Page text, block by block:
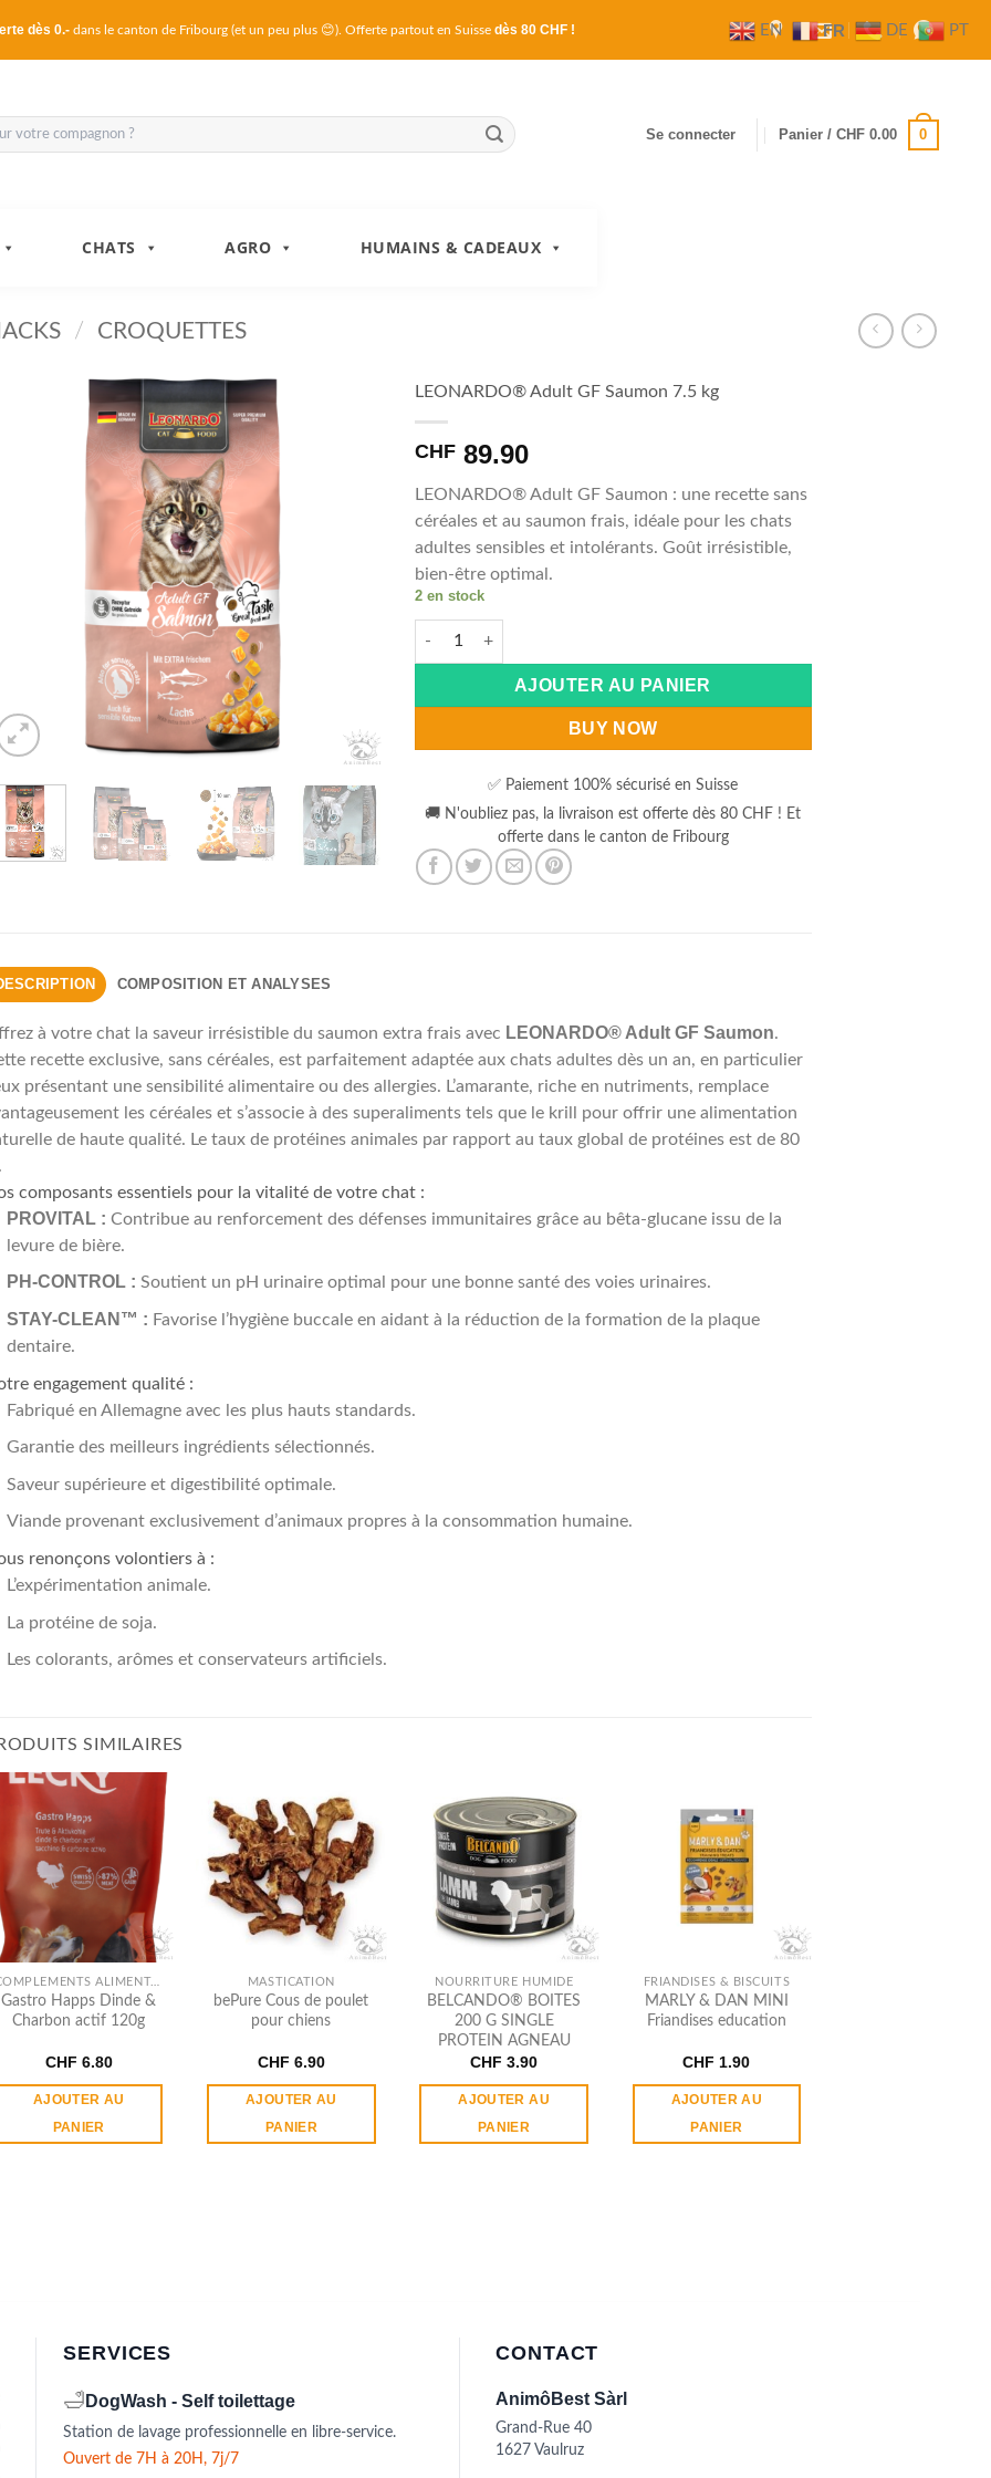
dès 0.- dans le canton de Fribourg (et un peu plus 😊). Offerte partout en Suisse dès 80 CHF !
Se connecter Panier / CHF0.00 0
CHATS AGRO HUMAINS & CADEAUX
/ CROQUETTES
LEONARDO® Adult GF Saumon 7.5 kg
CHF89.90
LEONARDO® Adult GF Saumon : une recette sans
céréales et au saumon frais, idéale pour les chats
adultes sensibles et intolérants. Goût irrésistible,
bien-être optimal.
2 en stock
AJOUTER AU PANIER
BUY NOW
Alternative:
✅ Paiement 100% sécurisé en Suisse
🚚 N'oubliez pas, la livraison est offerte dès 80 CHF ! Et
offerte dans le canton de Fribourg
COMPOSITION ET ANALYSES
à votre chat la saveur irrésistible du saumon extra frais avec LEONARDO® Adult GF Saumon.
recette exclusive, sans céréales, est parfaitement adaptée aux chats adultes dès un an, en particulier
présentant une sensibilité alimentaire ou des allergies. L’amarante, riche en nutriments, remplace
les céréales et s’associe à des superaliments tels que le krill pour offrir une alimentation
de haute qualité. Le taux de protéines animales par rapport au taux global de protéines est de 80
composants essentiels pour la vitalité de votre chat :
PROVITAL : Contribue au renforcement des défenses immunitaires grâce au bêta-glucane issu de la
levure de bière.
PH-CONTROL : Soutient un pH urinaire optimal pour une bonne santé des voies urinaires.
STAY-CLEAN™ : Favorise l’hygiène buccale en aidant à la réduction de la formation de la plaque
dentaire.
engagement qualité :
Fabriqué en Allemagne avec les plus hauts standards.
Garantie des meilleurs ingrédients sélectionnés.
Saveur supérieure et digestibilité optimale.
Viande provenant exclusivement d’animaux propres à la consommation humaine.
renonçons volontiers à :
L’expérimentation animale.
La protéine de soja.
Les colorants, arômes et conservateurs artificiels.
SIMILAIRES
COMPLÉMENTS ALIMENTAIRES
Gastro Happs Dinde &
Charbon actif 120g
CHF 6.80
AJOUTER AU
PANIER
MASTICATION
bePure Cous de poulet
pour chiens
CHF 6.90
AJOUTER AU
PANIER
NOURRITURE HUMIDE
BELCANDO® BOITES
200 G SINGLE
PROTEIN AGNEAU
CHF 3.90
AJOUTER AU
PANIER
FRIANDISES & BISCUITS
MARLY & DAN MINI
Friandises education
CHF 1.90
AJOUTER AU
PANIER
SERVICES
🛁 DogWash - Self toilettage
Station de lavage professionnelle en libre-service.
Ouvert de 7H à 20H, 7j/7
CONTACT
AnimôBest Sàrl
Grand-Rue 40
1627 Vaulruz
EN FR DE PT